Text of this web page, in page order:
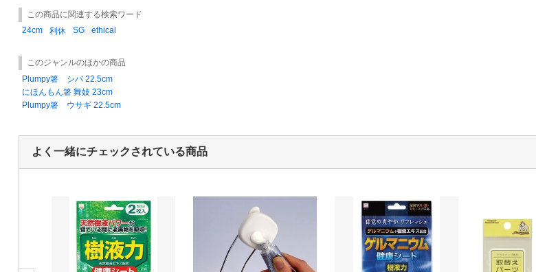
この商品に関連する検索ワード
24cm
利休 SG ethical
このジャンルのほかの商品
Plumpy箸 シバ 22.5cm
にほんもん箸 舞妓 23cm
Plumpy箸 ウサギ 22.5cm
よく一緒にチェックされている商品